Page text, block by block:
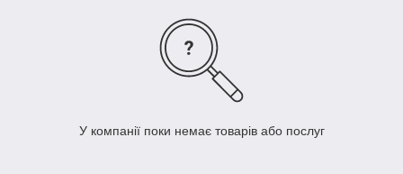
У компанії поки немає товарів або послуг